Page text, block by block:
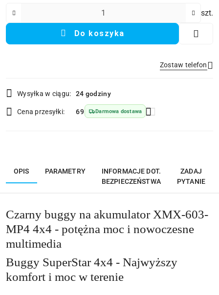
szt.
Do koszyka
Zostaw telefon
Wyślij
i
dostawa
Wysyłka w ciągu: 24 godziny
Cena przesyłki: 69 Darmowa dostawa
OPIS PARAMETRY
INFORMACJE DOT.
BEZPIECZEŃSTWA
ZADAJ
PYTANIE
Czarny buggy na akumulator XMX-603-
MP4 4x4 - potężna moc i nowoczesne
multimedia
Buggy SuperStar 4x4 - Najwyższy
komfort i moc w terenie